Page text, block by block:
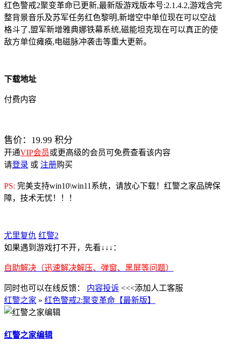
红色警戒2聚变革命已更新,最新版游戏版本号:2.1.4.2,游戏含完
整背景音乐及苏军任务红色黎明,新增空中单位现在可以空战
格斗了,盟军新增雅典娜铁幕系统,磁能坦克现在可以真正的使
敌方单位瘫痪,电磁脉冲袭击等重大更新。
下载地址
付费内容
售价： 19.99 积分
开通VIP会员或更高级的会员可免费查看该内容
请登录 或 注册购买
PS: 完美支持win10\win11系统，请放心下载！红警之家品牌保
障，技术无忧！！！
尤里复仇 红警2
如果遇到游戏打不开，先看↓↓↓：
自助解决（迅速解决解压、弹窗、黑屏等问题）
同时也可以在线反馈： 内容投诉 <<<添加人工客服
红警之家 » 红色警戒2:聚变革命【最新版】
红警之家编辑